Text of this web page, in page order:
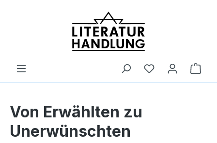
Von Erwählten zu
Unerwünschten